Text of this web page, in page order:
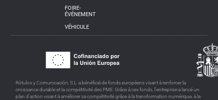
FOIRE-
ÉVÉNEMENT
VÉHICULE
Rótulos y Comunicación, S.L. a bénéficié de fonds européens visant à renforcer la
croissance durable et la compétitivité des PME. Grâce à ces fonds, l’entreprise a lancé un
plan d’action visant à améliorer sa compétitivité grâce à la transformation numérique, à la